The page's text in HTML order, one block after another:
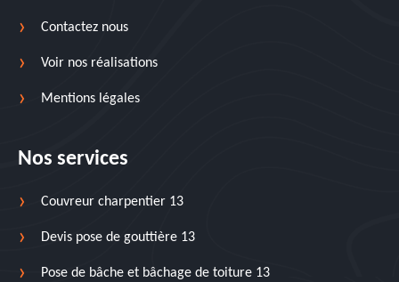
Contactez nous
Voir nos réalisations
Mentions légales
Nos services
Couvreur charpentier 13
Devis pose de gouttière 13
Pose de bâche et bâchage de toiture 13